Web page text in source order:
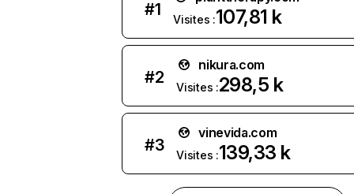
#1
Visites :107,81 k
#2
nikura.com
Visites :298,5 k
#3
vinevida.com
Visites :139,33 k